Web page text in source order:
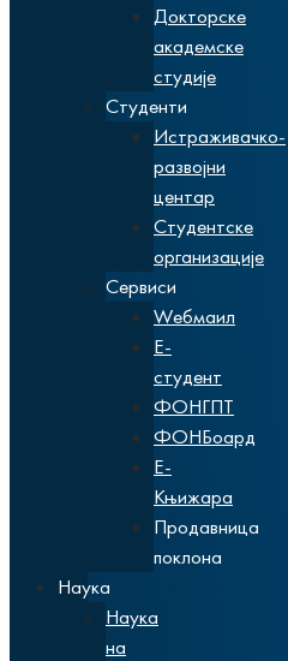
Докторске
академске
студије
Студенти
Истраживачко-
развојни
центар
Студентске
организације
Сервиси
Wебмаил
Е-
студент
ФОНГПТ
ФОНБоард
Е-
Књижара
Продавница
поклона
Наука
Наука
на